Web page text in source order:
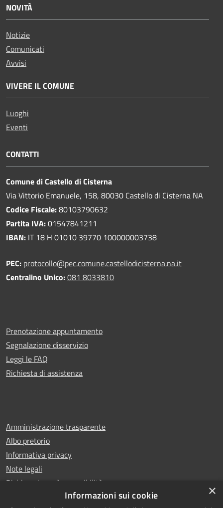
NOVITÀ
Notizie
Comunicati
Avvisi
VIVERE IL COMUNE
Luoghi
Eventi
CONTATTI
Comune di Castello di Cisterna
Via Vittorio Emanuele, 158, 80030 Castello di Cisterna NA
Codice Fiscale:80103790632
Partita IVA:01547841211
IBAN: IT 18 H 01010 39770 100000003738
PEC: protocollo@pec.comune.castellodicisterna.na.it
Centralino Unico:081 8033810
Prenotazione appuntamento
Segnalazione disservizio
Leggi le FAQ
Richiesta di assistenza
Amministrazione trasparente
Albo pretorio
Informativa privacy
Note legali
Dichiarazione di accessibilità
×
Informazioni sui cookie